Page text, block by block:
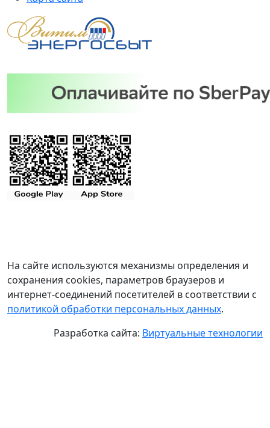
На сайте используются механизмы определения и
сохранения cookies, параметров браузеров и
интернет-соединений посетителей в соответствии с
политикой обработки персональных данных.
Разработка сайта: Виртуальные технологии